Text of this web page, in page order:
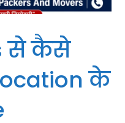
से कैसे
के